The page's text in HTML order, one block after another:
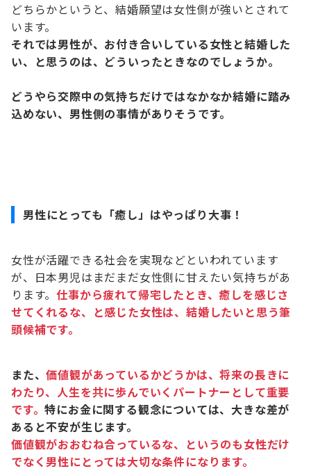
どちらかというと、結婚願望は女性側が強いとされて
います。
それでは男性が、お付き合いしている女性と結婚した
い、と思うのは、どういったときなのでしょうか。
どうやら交際中の気持ちだけではなかなか結婚に踏み
込めない、男性側の事情がありそうです。
男性にとっても「癒し」はやっぱり大事！
女性が活躍できる社会を実現などといわれています
が、日本男児はまだまだ女性側に甘えたい気持ちがあ
ります。仕事から疲れて帰宅したとき、癒しを感じさ
せてくれるな、と感じた女性は、結婚したいと思う筆
頭候補です。
また、価値観があっているかどうかは、将来の長きに
わたり、人生を共に歩んでいくパートナーとして重要
です。特にお金に関する観念については、大きな差が
あると不安が生じます。
価値観がおおむね合っているな、というのも女性だけ
でなく男性にとっては大切な条件になります。